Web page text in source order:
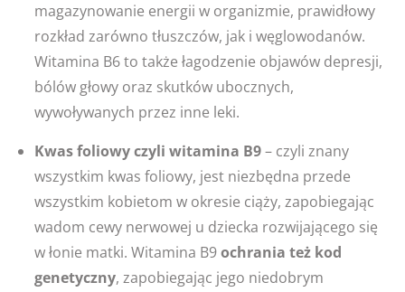
magazynowanie energii w organizmie, prawidłowy
rozkład zarówno tłuszczów, jak i węglowodanów.
Witamina B6 to także łagodzenie objawów depresji,
bólów głowy oraz skutków ubocznych,
wywoływanych przez inne leki.
Kwas foliowy czyli witamina B9– czyli znany
wszystkim kwas foliowy, jest niezbędna przede
wszystkim kobietom w okresie ciąży, zapobiegając
wadom cewy nerwowej u dziecka rozwijającego się
w łonie matki. Witamina B9ochrania też kod
genetyczny, zapobiegając jego niedobrym